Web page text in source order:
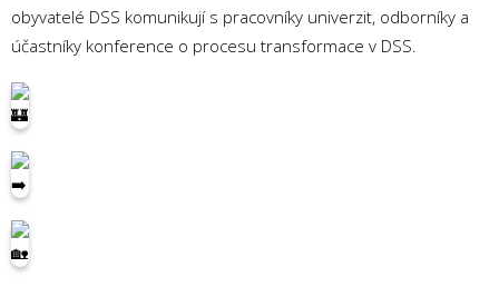
obyvatelé DSS komunikují s pracovníky univerzit, odborníky a
účastníky konference o procesu transformace v DSS.